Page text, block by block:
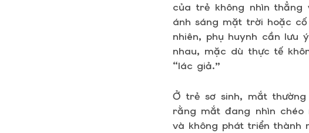
của trẻ không nhìn
ánh sáng mặt trời hoặc
nhiên, phụ huynh cần lưu
nhau, mặc dù thực tế
“lác giả.”
Ở trẻ sơ sinh, mắt
rằng mắt đang nhìn
và không phát triển thành